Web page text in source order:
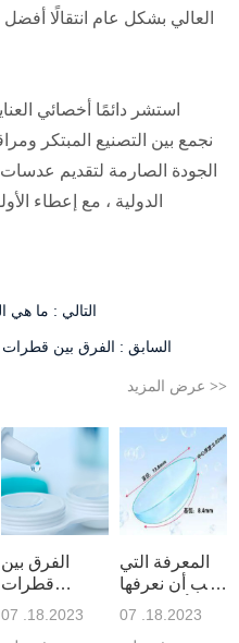
العالي بشكل عام انتقالًا
الجودة الصارمة لتقديم عدسات
الدولية ، مع إعطاء
التالي : ما هي
السابق : الفرق بين قطرات
>>
الفرق بين
قطرات
العدسات
07 .18.2023
المعرفة التي
يجب أن نعرفها
أثناء شراء
07 .18.2023